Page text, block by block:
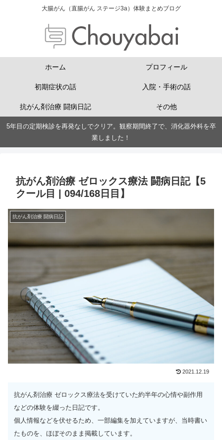
大腸がん（直腸がん ステージ3a）体験まとめブログ
ホーム プロフィール
初期症状の話 入院・手術の話
抗がん剤治療 闘病日記 その他
5年目の定期検診を再発なしでクリア。観察期間終了で、消化器外科を卒
業しました！
抗がん剤治療 ゼロックス療法 闘病日記【5
クール目 | 094/168日目】
抗がん剤治療 闘病日記
2021.12.19
抗がん剤治療 ゼロックス療法を受けていた約半年の心情や副作用
などの体験を綴った日記です。
個人情報などを伏せるため、一部編集を加えていますが、当時書い
たものを、ほぼそのまま掲載しています。